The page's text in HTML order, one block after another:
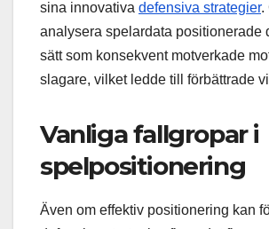
sina innovativa defensiva strategier.
analysera spelardata positionerade
sätt som konsekvent motverkade
slagare, vilket ledde till förbättrade
Vanliga fallgropar i
spelpositionering
Även om effektiv positionering kan